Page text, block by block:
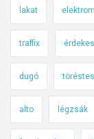
lakat
traffix
dugó
alto légzsák